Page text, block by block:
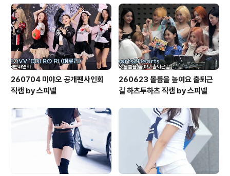
260704 미야오 공개팬사인회
직캠 by 스피넬
260623 볼륨을 높여요 출퇴근
길 하츠투하츠 직캠 by 스피넬